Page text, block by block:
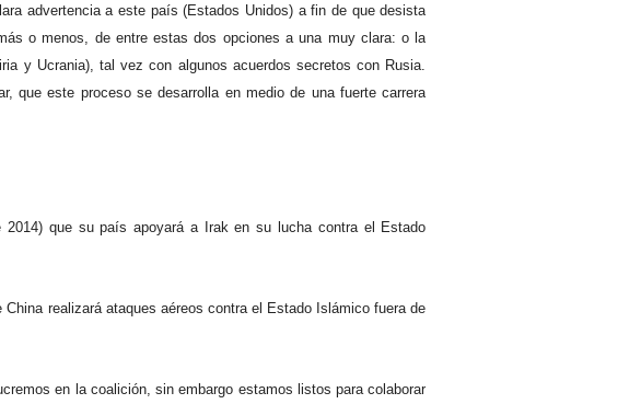
advertencia a este país (Estados Unidos) a fin de que desista
o menos, de entre estas dos opciones a una muy clara: o la
y Ucrania), tal vez con algunos acuerdos secretos con Rusia.
que este proceso se desarrolla en medio de una fuerte carrera
que su país apoyará a Irak en su lucha contra el Estado
realizará ataques aéreos contra el Estado Islámico fuera de
en la coalición, sin embargo estamos listos para colaborar